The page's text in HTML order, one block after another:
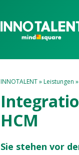
INNOTALENT»Leistungen »
HCM
Sie stehen vor